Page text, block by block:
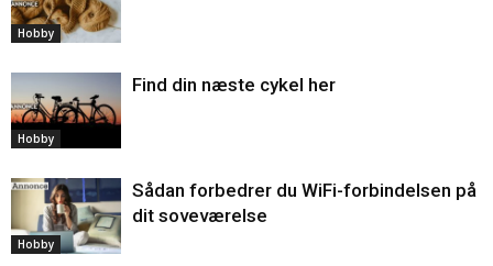
Hobby
Hobby
Find din næste cykel her
Hobby
Sådan forbedrer du WiFi-forbindelsen på
dit soveværelse